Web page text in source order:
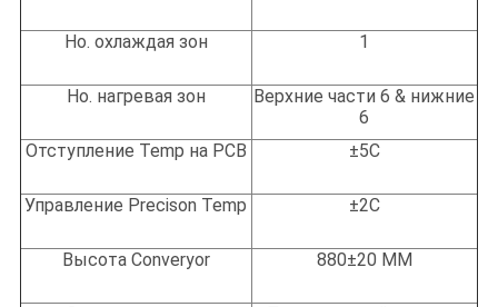
Но. охлаждая зон 1
Но. нагревая зон
Верхние части 6 & нижние
6
Отступление Temp на PCB
±5C
Управление Precison Temp ±2C
Высота Converyor 880±20 MM